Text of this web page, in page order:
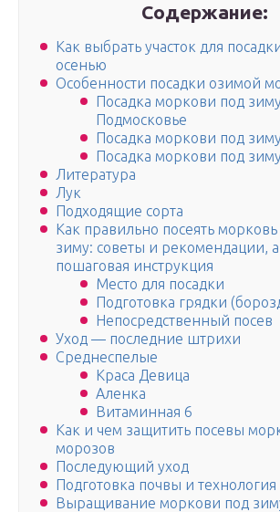
Содержание:
Как выбрать участок для
осенью
Особенности посадки озимой
Посадка моркови под
Подмосковье
Посадка моркови под
Посадка моркови под
Литература
Лук
Подходящие сорта
Как правильно посеять
зиму: советы и рекомендации,
пошаговая инструкция
Место для посадки
Подготовка грядки
Непосредственный посев
Уход — последние штрихи
Среднеспелые
Краса Девица
Аленка
Витаминная 6
Как и чем защитить посевы
морозов
Последующий уход
Подготовка почвы и технология
Выращивание моркови под